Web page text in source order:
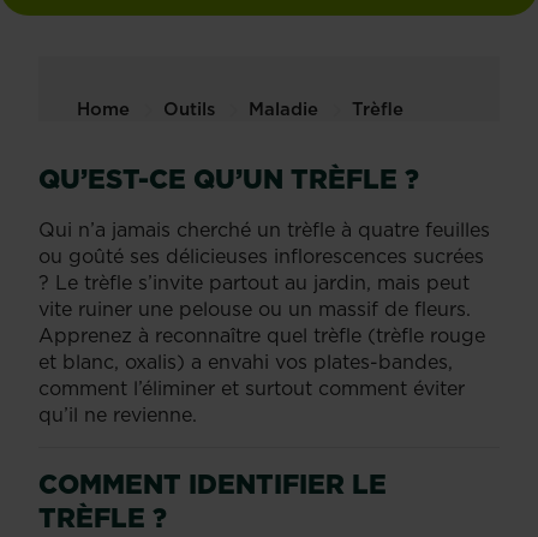
Home Outils Maladie Trèfle
QU’EST-CE QU’UN TRÈFLE ?
Qui n’a jamais cherché un trèfle à quatre feuilles
ou goûté ses délicieuses inflorescences sucrées
? Le trèfle s’invite partout au jardin, mais peut
vite ruiner une pelouse ou un massif de fleurs.
Apprenez à reconnaître quel trèfle (trèfle rouge
et blanc, oxalis) a envahi vos plates-bandes,
comment l’éliminer et surtout comment éviter
qu’il ne revienne.
COMMENT IDENTIFIER LE
TRÈFLE ?